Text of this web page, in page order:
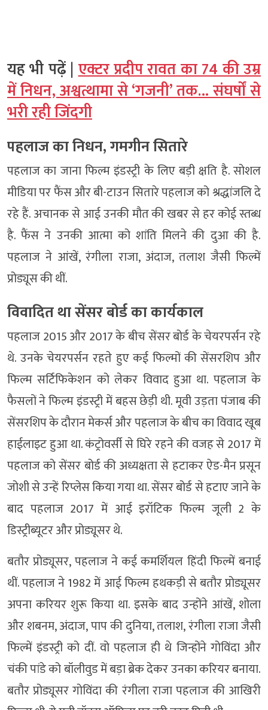
यह भी पढ़ें |एक्टर प्रदीप रावत का 74 की उम्र
में निधन, अश्वत्थामा से ‘गजनी’ तक… संघर्षों से
भरी रही जिंदगी
पहलाज का निधन, गमगीन सितारे
पहलाज का जाना फिल्म इंडस्ट्री के लिए बड़ी क्षति है. सोशल
मीडिया पर फैंस और बी-टाउन सितारे पहलाज को श्रद्धांजलि दे
रहे हैं. अचानक से आई उनकी मौत की खबर से हर कोई स्तब्ध
है. फैंस ने उनकी आत्मा को शांति मिलने की दुआ की है.
पहलाज ने आंखें, रंगीला राजा, अंदाज, तलाश जैसी फिल्में
प्रोड्यूस की थीं.
विवादित था सेंसर बोर्ड का कार्यकाल
पहलाज 2015 और 2017 के बीच सेंसर बोर्ड के चेयरपर्सन रहे
थे. उनके चेयरपर्सन रहते हुए कई फिल्मों की सेंसरशिप और
फिल्म सर्टिफिकेशन को लेकर विवाद हुआ था. पहलाज के
फैसलों ने फिल्म इंडस्ट्री में बहस छेड़ी थी. मूवी उड़ता पंजाब की
सेंसरशिप के दौरान मेकर्स और पहलाज के बीच का विवाद खूब
हाईलाइट हुआ था. कंट्रोवर्सी से घिरे रहने की वजह से 2017 में
पहलाज को सेंसर बोर्ड की अध्यक्षता से हटाकर ऐड-मैन प्रसून
जोशी से उन्हें रिप्लेस किया गया था. सेंसर बोर्ड से हटाए जाने के
बाद पहलाज 2017 में आई इरॉटिक फिल्म जूली 2 के
डिस्ट्रीब्यूटर और प्रोड्यूसर थे.
बतौर प्रोड्यूसर, पहलाज ने कई कमर्शियल हिंदी फिल्में बनाई
थीं. पहलाज ने 1982 में आई फिल्म हथकड़ी से बतौर प्रोड्यूसर
अपना करियर शुरू किया था. इसके बाद उन्होंने आंखें, शोला
और शबनम, अंदाज, पाप की दुनिया, तलाश, रंगीला राजा जैसी
फिल्में इंडस्ट्री को दीं. वो पहलाज ही थे जिन्होंने गोविंदा और
चंकी पांडे को बॉलीवुड में बड़ा ब्रेक देकर उनका करियर बनाया.
बतौर प्रोड्यूसर गोविंदा की रंगीला राजा पहलाज की आखिरी